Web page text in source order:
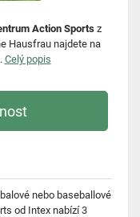
Action Sports z
Hausfrau najdete na
Celý popis
nebo baseballové
od Intex nabízí 3